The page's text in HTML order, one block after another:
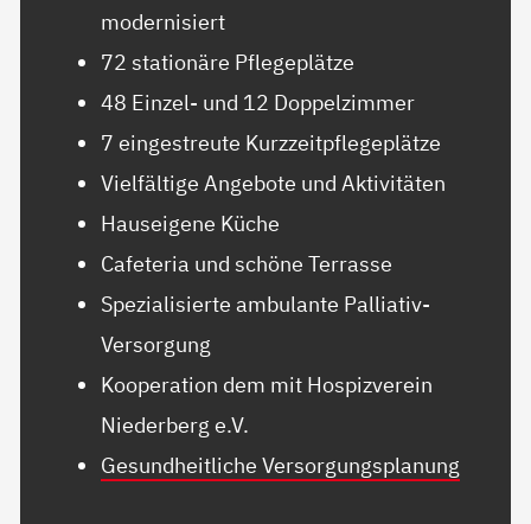
modernisiert
72 stationäre Pflegeplätze
48 Einzel- und 12 Doppelzimmer
7 eingestreute Kurzzeitpflegeplätze
Vielfältige Angebote und Aktivitäten
Hauseigene Küche
Cafeteria und schöne Terrasse
Spezialisierte ambulante Palliativ-
Versorgung
Kooperation dem mit Hospizverein
Niederberg e.V.
Gesundheitliche Versorgungsplanung